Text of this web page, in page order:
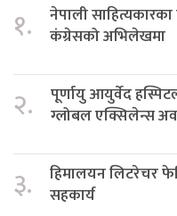
१.
नेपाली
कंग्रेसको अभिलेखमा
२.
पूर्णायु आयुर्वेद
ग्लोबल एक्सिलेन्स
३.
हिमालयन लिटरेचर
सहकार्य